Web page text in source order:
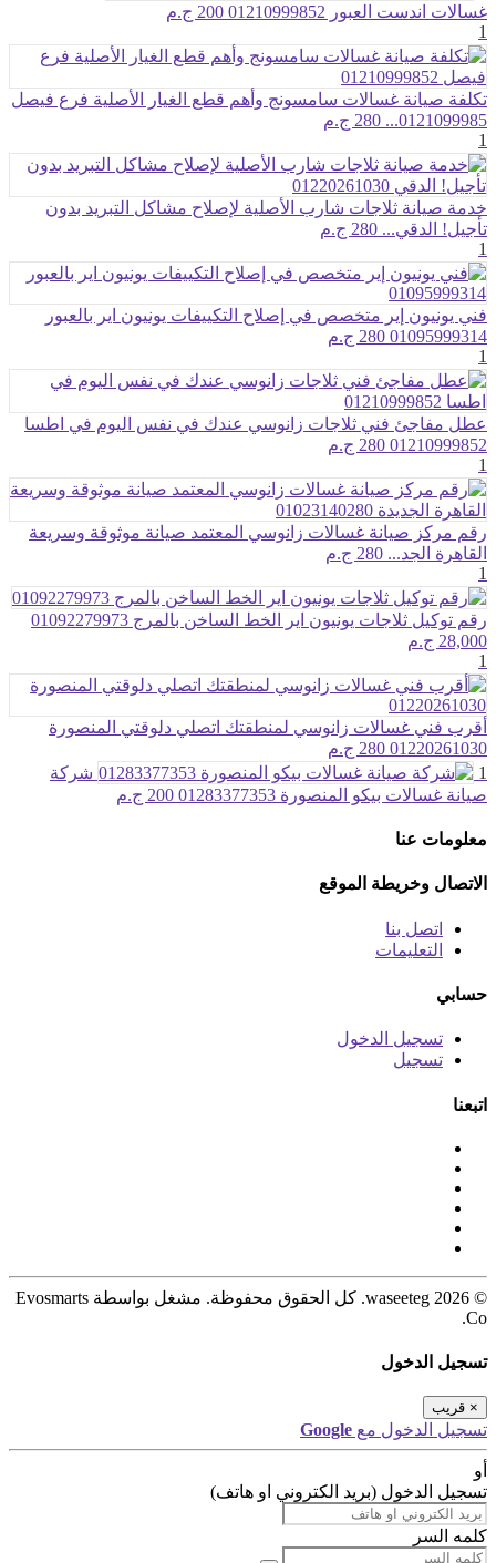
غسالات اندست العبور 01210999852
200 ج.م
1
تكلفة صيانة غسالات سامسونج وأهم قطع الغيار الأصلية فرع فيصل
0121099985...
280 ج.م
1
خدمة صيانة ثلاجات شارب الأصلية لإصلاح مشاكل التبريد بدون
تأجيل! الدقي... 280 ج.م
1
فني يونيون إير متخصص في إصلاح التكييفات يونيون اير بالعبور
01095999314 280 ج.م
1
عطل مفاجئ فني ثلاجات زانوسي عندك في نفس اليوم في اطسا
01210999852 280 ج.م
1
رقم مركز صيانة غسالات زانوسي المعتمد صيانة موثوقة وسريعة
القاهرة الجد... 280 ج.م
1
رقم توكيل ثلاجات يونيون اير الخط الساخن بالمرج 01092279973
28,000 ج.م
1
أقرب فني غسالات زانوسي لمنطقتك اتصلي دلوقتي المنصورة
01220261030 280 ج.م
1
شركة
صيانة غسالات بيكو المنصورة 01283377353
200 ج.م
معلومات عنا
الاتصال وخريطة الموقع
اتصل بنا
التعليمات
حسابي
تسجيل الدخول
تسجيل
اتبعنا
© 2026 waseeteg. كل الحقوق محفوظة. مشغل بواسطة Evosmarts
Co.
تسجيل الدخول
× قريب
تسجيل الدخول مع Google
أو
تسجيل الدخول (بريد الكتروني او هاتف)
كلمه السر